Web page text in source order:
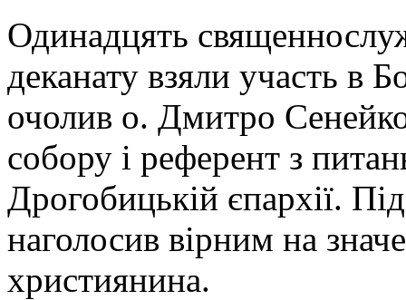
Одинадцять
деканату взяли участь в
очолив о. Дмитро
собору і референт з
Дрогобицькій єпархії.
наголосив вірним на
християнина.